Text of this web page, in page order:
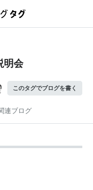
明会
このタグでブログを書く
連ブログ